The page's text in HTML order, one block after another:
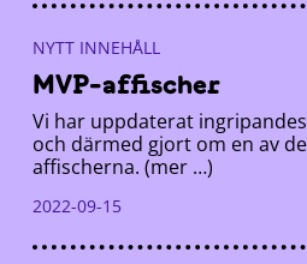
NYTT INNEHÅLL
MVP-affischer
Vi har uppdaterat
och därmed gjort om en av
affischerna. (mer …)
2022-09-15